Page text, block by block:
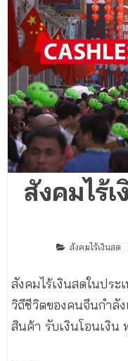
สังคมไร้
สังคมไร้เงินสด
สังคมไร้เงินสดในประ
วิถีชีวิตของคนจีนกำลั
สินค้า รับเงินโอนเงิ